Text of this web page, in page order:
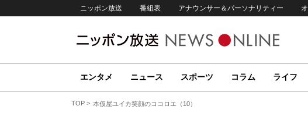
ニッポン放送 番組表 アナウンサー＆パーソナリティー
エンタメ ニュース スポーツ コラム ライフ
TOP 本仮屋ユイカ笑顔のココロエ（10）